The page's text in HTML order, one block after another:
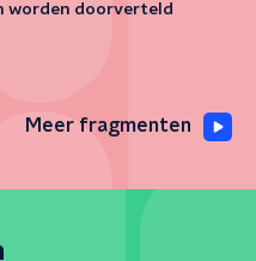
worden doorverteld
Meer fragmenten